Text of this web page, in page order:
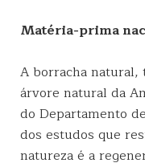
Matéria-prima
A borracha
árvore natural da
do Departamento
dos estudos que
natureza é a